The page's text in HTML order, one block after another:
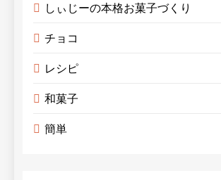
しぃじーの本格お菓子づくり
チョコ
レシピ
和菓子
簡単